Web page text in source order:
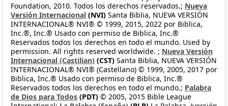
Foundation, 2010. Todos los derechos reservados.; Nueva
Versión Internacional (NVI) Santa Biblia, NUEVA VERSIÓN
INTERNACIONAL® NVI® © 1999, 2015, 2022 por Biblica,
Inc.®, Inc.® Usado con permiso de Biblica, Inc.®
Reservados todos los derechos en todo el mundo. Used by
permission. All rights reserved worldwide. ; Nueva Versión
Internacional (Castilian) (CST) Santa Biblia, NUEVA VERSIÓN
INTERNACIONAL® NVI® (Castellano) © 1999, 2005, 2017 por
Biblica, Inc.® Usado con permiso de Biblica, Inc.®
Reservados todos los derechos en todo el mundo.; Palabra
de Dios para Todos (PDT) © 2005, 2015 Bible League